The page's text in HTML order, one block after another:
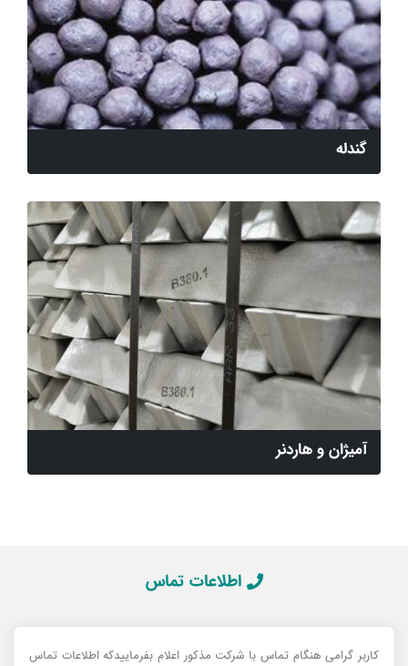
گندله
آمیژان و هاردنر
اطلاعات تماس
کاربر گرامی هنگام تماس با شرکت مذکور اعلام بفرماییدکه اطلاعات تماس